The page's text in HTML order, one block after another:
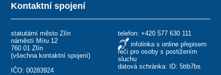
Kontaktní spojení
statutární město Zlín
náměstí Míru 12
760 01 Zlín
(všechna kontaktní spojení)
IČO: 00283924
telefon: +420 577 630 111
infolinka s online přepisem
řeči pro osoby s postižením
sluchu
datová schránka: ID: 5ttb7bs